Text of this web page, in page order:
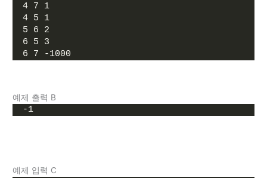
4 7 1
4 5 1
5 6 2
6 5 3
6 7 -1000
예제 출력 B
-1
예제 입력 C